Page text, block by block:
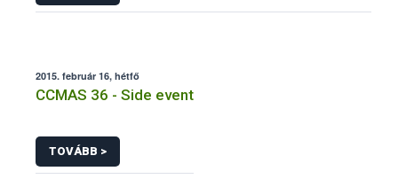
2015. február 16, hétfő
CCMAS 36 - Side event
TOVÁBB >